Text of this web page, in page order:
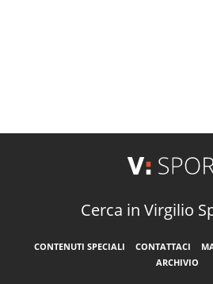
Cerca in Virgilio
CONTENUTI SPECIALI CONTATTACI
ARCHIVIO